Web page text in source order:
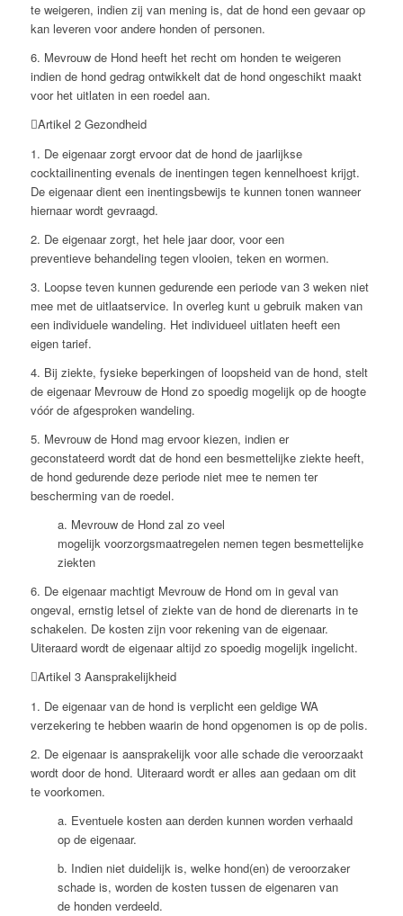
te weigeren, indien zij van mening is, dat de hond een gevaar op
kan leveren voor andere honden of personen.
6. Mevrouw de Hond heeft het recht om honden te weigeren
indien de hond gedrag ontwikkelt dat de hond ongeschikt maakt
voor het uitlaten in een roedel aan.
Artikel 2 Gezondheid
1. De eigenaar zorgt ervoor dat de hond de jaarlijkse
cocktailinenting evenals de inentingen tegen kennelhoest krijgt.
De eigenaar dient een inentingsbewijs te kunnen tonen wanneer
hiernaar wordt gevraagd.
2. De eigenaar zorgt, het hele jaar door, voor een
preventieve behandeling tegen vlooien, teken en wormen.
3. Loopse teven kunnen gedurende een periode van 3 weken niet
mee met de uitlaatservice. In overleg kunt u gebruik maken van
een individuele wandeling. Het individueel uitlaten heeft een
eigen tarief.
4. Bij ziekte, fysieke beperkingen of loopsheid van de hond, stelt
de eigenaar Mevrouw de Hond zo spoedig mogelijk op de hoogte
vóór de afgesproken wandeling.
5. Mevrouw de Hond mag ervoor kiezen, indien er
geconstateerd wordt dat de hond een besmettelijke ziekte heeft,
de hond gedurende deze periode niet mee te nemen ter
bescherming van de roedel.
a. Mevrouw de Hond zal zo veel
mogelijk voorzorgsmaatregelen nemen tegen besmettelijke
ziekten
6. De eigenaar machtigt Mevrouw de Hond om in geval van
ongeval, ernstig letsel of ziekte van de hond de dierenarts in te
schakelen. De kosten zijn voor rekening van de eigenaar.
Uiteraard wordt de eigenaar altijd zo spoedig mogelijk ingelicht.
Artikel 3 Aansprakelijkheid
1. De eigenaar van de hond is verplicht een geldige WA
verzekering te hebben waarin de hond opgenomen is op de polis.
2. De eigenaar is aansprakelijk voor alle schade die veroorzaakt
wordt door de hond. Uiteraard wordt er alles aan gedaan om dit
te voorkomen.
a. Eventuele kosten aan derden kunnen worden verhaald
op de eigenaar.
b. Indien niet duidelijk is, welke hond(en) de veroorzaker
schade is, worden de kosten tussen de eigenaren van
de honden verdeeld.